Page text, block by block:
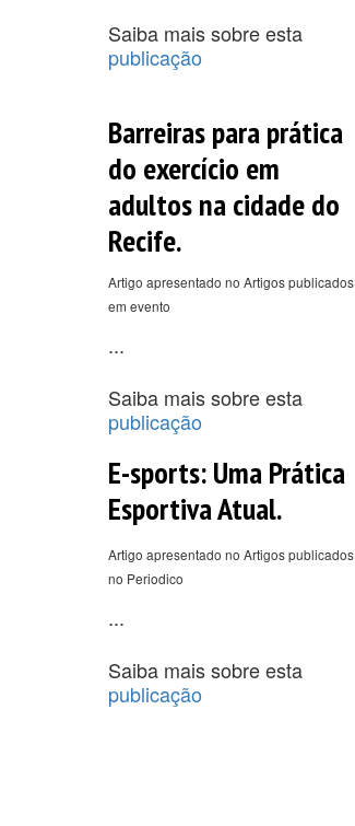
Saiba mais sobre esta
publicação
Barreiras para prática
do exercício em
adultos na cidade do
Recife.
Artigo apresentado no Artigos publicados
em evento
...
Saiba mais sobre esta
publicação
E-sports: Uma Prática
Esportiva Atual.
Artigo apresentado no Artigos publicados
no Periodico
...
Saiba mais sobre esta
publicação